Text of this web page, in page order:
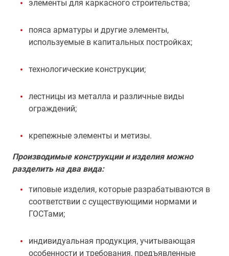
элементы для каркасного строительства;
пояса арматуры и другие элементы,
используемые в капитальных постройках;
технологические конструкции;
лестницы из металла и различные виды
ограждений;
крепежные элементы и метизы.
Производимые конструкции и изделия можно
разделить на два вида:
типовые изделия, которые разрабатываются в
соответствии с существующими нормами и
ГОСТами;
индивидуальная продукция, учитывающая
особенности и требования, предъявленные